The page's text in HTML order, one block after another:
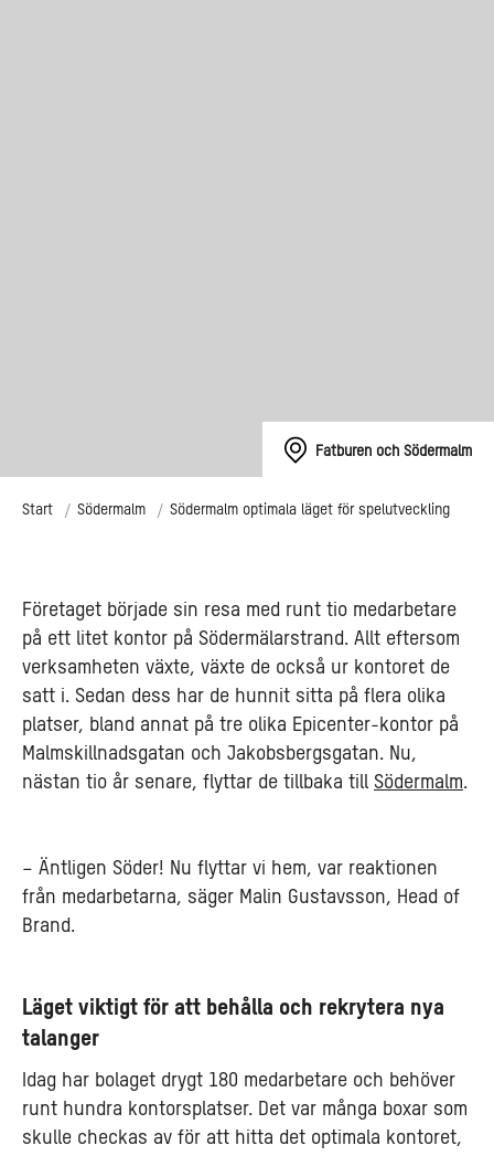
Fatburen och Södermalm
Start Södermalm Södermalm optimala läget för spelutveckling
Företaget började sin resa med runt tio medarbetare
på ett litet kontor på Södermälarstrand. Allt eftersom
verksamheten växte, växte de också ur kontoret de
satt i. Sedan dess har de hunnit sitta på flera olika
platser, bland annat på tre olika Epicenter-kontor på
Malmskillnadsgatan och Jakobsbergsgatan. Nu,
nästan tio år senare, flyttar de tillbaka till Södermalm.
– Äntligen Söder! Nu flyttar vi hem, var reaktionen
från medarbetarna, säger Malin Gustavsson, Head of
Brand.
Läget viktigt för att behålla och rekrytera nya
talanger
Idag har bolaget drygt 180 medarbetare och behöver
runt hundra kontorsplatser. Det var många boxar som
skulle checkas av för att hitta det optimala kontoret,